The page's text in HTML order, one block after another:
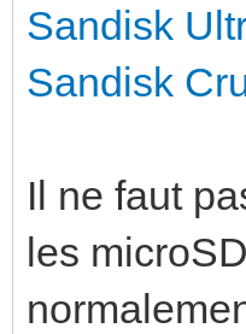
Sandisk
Sandisk
Il ne faut
les